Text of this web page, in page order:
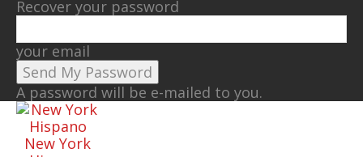
Recover your password
your email
A password will be e-mailed to you.
New York